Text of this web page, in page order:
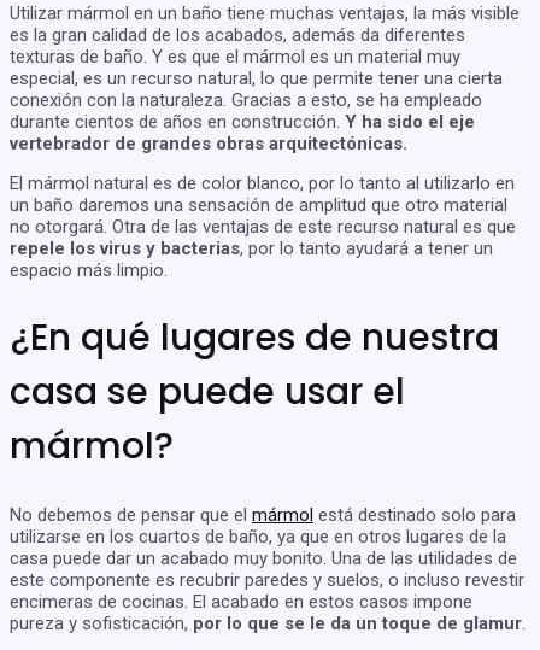
Utilizar mármol en un baño tiene muchas ventajas, la más visible
es la gran calidad de los acabados, además da diferentes
texturas de baño. Y es que el mármol es un material muy
especial, es un recurso natural, lo que permite tener una cierta
conexión con la naturaleza. Gracias a esto, se ha empleado
durante cientos de años en construcción. Y ha sido el eje
vertebrador de grandes obras arquitectónicas.
El mármol natural es de color blanco, por lo tanto al utilizarlo en
un baño daremos una sensación de amplitud que otro material
no otorgará. Otra de las ventajas de este recurso natural es que
repele los virus y bacterias, por lo tanto ayudará a tener un
espacio más limpio.
¿En qué lugares de nuestra
casa se puede usar el
mármol?
No debemos de pensar que el mármol está destinado solo para
utilizarse en los cuartos de baño, ya que en otros lugares de la
casa puede dar un acabado muy bonito. Una de las utilidades de
este componente es recubrir paredes y suelos, o incluso revestir
encimeras de cocinas. El acabado en estos casos impone
pureza y sofisticación, por lo que se le da un toque de glamur